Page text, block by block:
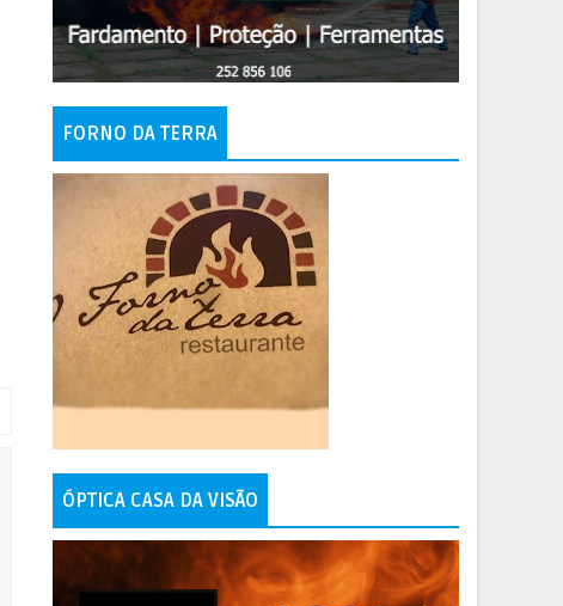
FORNO DA TERRA
ÓPTICA CASA DA VISÃO